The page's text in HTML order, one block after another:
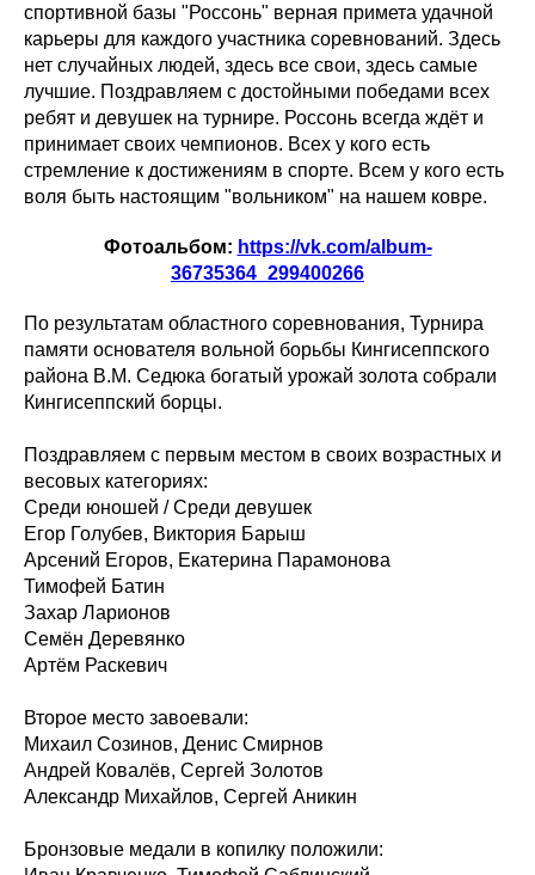
спортивной базы "Россонь" верная примета удачной
карьеры для каждого участника соревнований. Здесь
нет случайных людей, здесь все свои, здесь самые
лучшие. Поздравляем с достойными победами всех
ребят и девушек на турнире. Россонь всегда ждёт и
принимает своих чемпионов. Всех у кого есть
стремление к достижениям в спорте. Всем у кого есть
воля быть настоящим "вольником" на нашем ковре.
Фотоальбом: https://vk.com/album-
36735364_299400266
По результатам областного соревнования, Турнира
памяти основателя вольной борьбы Кингисеппского
района В.М. Седюка богатый урожай золота собрали
Кингисеппский борцы.
Поздравляем с первым местом в своих возрастных и
весовых категориях:
Среди юношей / Среди девушек
Егор Голубев, Виктория Барыш
Арсений Егоров, Екатерина Парамонова
Тимофей Батин
Захар Ларионов
Семён Деревянко
Артём Раскевич
Второе место завоевали:
Михаил Созинов, Денис Смирнов
Андрей Ковалёв, Сергей Золотов
Александр Михайлов, Сергей Аникин
Бронзовые медали в копилку положили: